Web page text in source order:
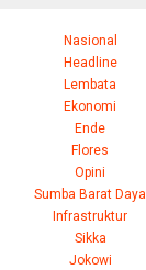
Nasional
Headline
Lembata
Ekonomi
Ende
Flores
Opini
Sumba Barat Daya
Infrastruktur
Sikka
Jokowi